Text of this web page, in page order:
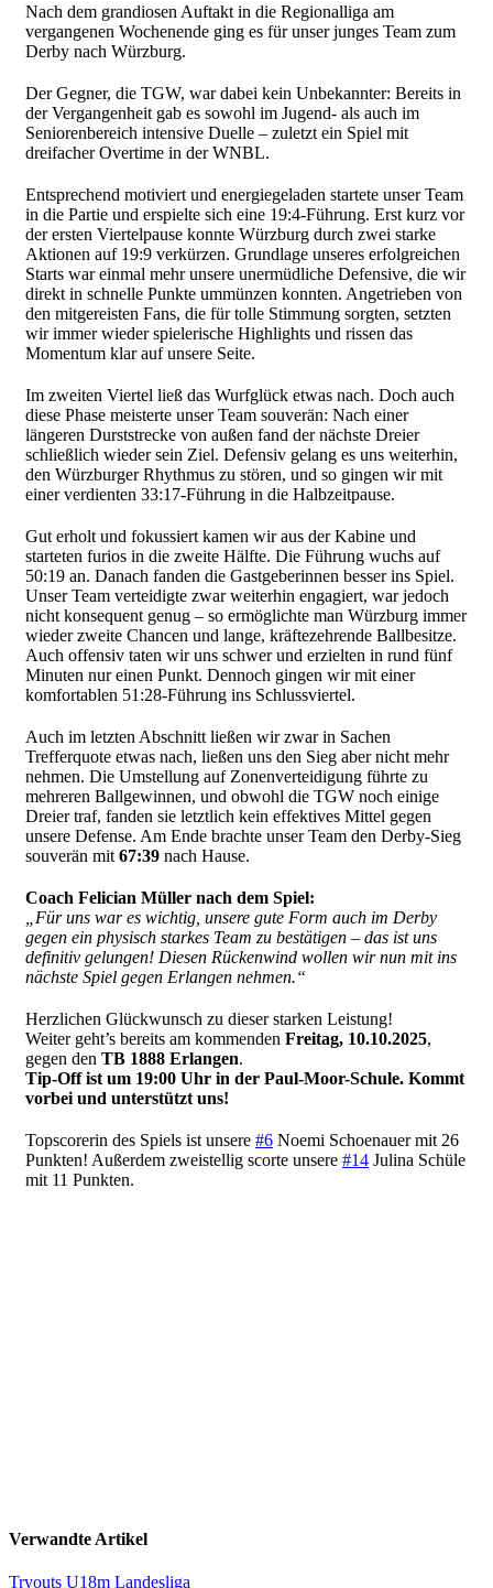
Nach dem grandiosen Auftakt in die Regionalliga am
vergangenen Wochenende ging es für unser junges Team zum
Derby nach Würzburg.
Der Gegner, die TGW, war dabei kein Unbekannter: Bereits in
der Vergangenheit gab es sowohl im Jugend- als auch im
Seniorenbereich intensive Duelle – zuletzt ein Spiel mit
dreifacher Overtime in der WNBL.
Entsprechend motiviert und energiegeladen startete unser Team
in die Partie und erspielte sich eine 19:4-Führung. Erst kurz vor
der ersten Viertelpause konnte Würzburg durch zwei starke
Aktionen auf 19:9 verkürzen. Grundlage unseres erfolgreichen
Starts war einmal mehr unsere unermüdliche Defensive, die wir
direkt in schnelle Punkte ummünzen konnten. Angetrieben von
den mitgereisten Fans, die für tolle Stimmung sorgten, setzten
wir immer wieder spielerische Highlights und rissen das
Momentum klar auf unsere Seite.
Im zweiten Viertel ließ das Wurfglück etwas nach. Doch auch
diese Phase meisterte unser Team souverän: Nach einer
längeren Durststrecke von außen fand der nächste Dreier
schließlich wieder sein Ziel. Defensiv gelang es uns weiterhin,
den Würzburger Rhythmus zu stören, und so gingen wir mit
einer verdienten 33:17-Führung in die Halbzeitpause.
Gut erholt und fokussiert kamen wir aus der Kabine und
starteten furios in die zweite Hälfte. Die Führung wuchs auf
50:19 an. Danach fanden die Gastgeberinnen besser ins Spiel.
Unser Team verteidigte zwar weiterhin engagiert, war jedoch
nicht konsequent genug – so ermöglichte man Würzburg immer
wieder zweite Chancen und lange, kräftezehrende Ballbesitze.
Auch offensiv taten wir uns schwer und erzielten in rund fünf
Minuten nur einen Punkt. Dennoch gingen wir mit einer
komfortablen 51:28-Führung ins Schlussviertel.
Auch im letzten Abschnitt ließen wir zwar in Sachen
Trefferquote etwas nach, ließen uns den Sieg aber nicht mehr
nehmen. Die Umstellung auf Zonenverteidigung führte zu
mehreren Ballgewinnen, und obwohl die TGW noch einige
Dreier traf, fanden sie letztlich kein effektives Mittel gegen
unsere Defense. Am Ende brachte unser Team den Derby-Sieg
souverän mit 67:39 nach Hause.
Coach Felician Müller nach dem Spiel:
„Für uns war es wichtig, unsere gute Form auch im Derby
gegen ein physisch starkes Team zu bestätigen – das ist uns
definitiv gelungen! Diesen Rückenwind wollen wir nun mit ins
nächste Spiel gegen Erlangen nehmen.“
Herzlichen Glückwunsch zu dieser starken Leistung!
Weiter geht’s bereits am kommenden Freitag, 10.10.2025,
gegen den TB 1888 Erlangen.
Tip-Off ist um 19:00 Uhr in der Paul-Moor-Schule. Kommt
vorbei und unterstützt uns!
Topscorerin des Spiels ist unsere #6 Noemi Schoenauer mit 26
Punkten! Außerdem zweistellig scorte unsere #14 Julina Schüle
mit 11 Punkten.
Verwandte Artikel
Tryouts U18m Landesliga